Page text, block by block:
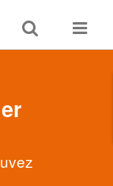
Toggle
search
Toggle